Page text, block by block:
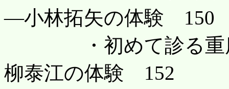
―小林拓矢の体験 150
・初めて診る重度
柳泰江の体験 152